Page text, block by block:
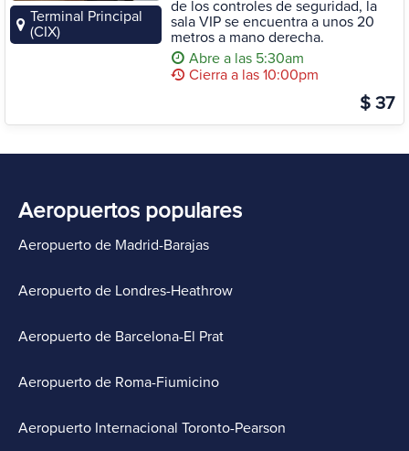
Terminal Principal
(CIX)
de los controles de seguridad, la
sala VIP se encuentra a unos 20
metros a mano derecha.
Abre a las 5:30am
Cierra a las 10:00pm
$ 37
Aeropuertos populares
Aeropuerto de Madrid-Barajas
Aeropuerto de Londres-Heathrow
Aeropuerto de Barcelona-El Prat
Aeropuerto de Roma-Fiumicino
Aeropuerto Internacional Toronto-Pearson